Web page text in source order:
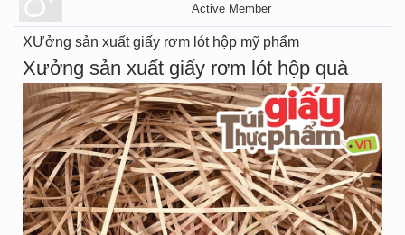
Active Member
XƯởng sản xuất giấy rơm lót hộp mỹ phẩm
Xưởng sản xuất giấy rơm lót hộp quà